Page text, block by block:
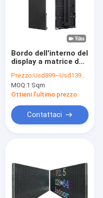
Bordo dell'interno del
display a matrice del
P3.91 64X64 dello
schermo di SMD LED
Prezzo:Usd899~Usd1399/Sqm ( price is negotiable )
MOQ:1 Sqm
Ottieni l'ultimo prezzo
Contattaci